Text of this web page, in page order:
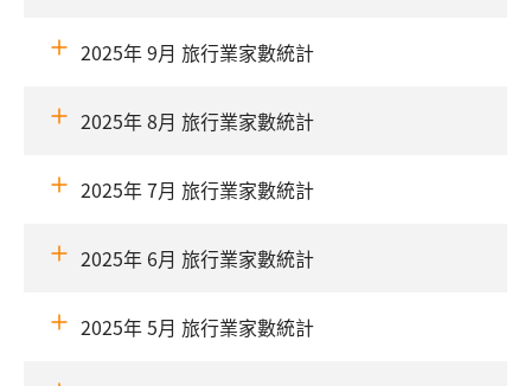
2025年 9月 旅行業家數統計
2025年 8月 旅行業家數統計
2025年 7月 旅行業家數統計
2025年 6月 旅行業家數統計
2025年 5月 旅行業家數統計